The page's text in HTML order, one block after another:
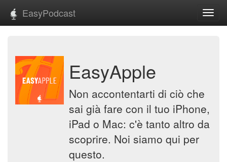
EasyPodcast
EasyApple
Non accontentarti di ciò che
sai già fare con il tuo iPhone,
iPad o Mac: c'è tanto altro da
scoprire. Noi siamo qui per
questo.